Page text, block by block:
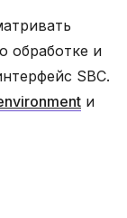
обработке и
SBC.
и